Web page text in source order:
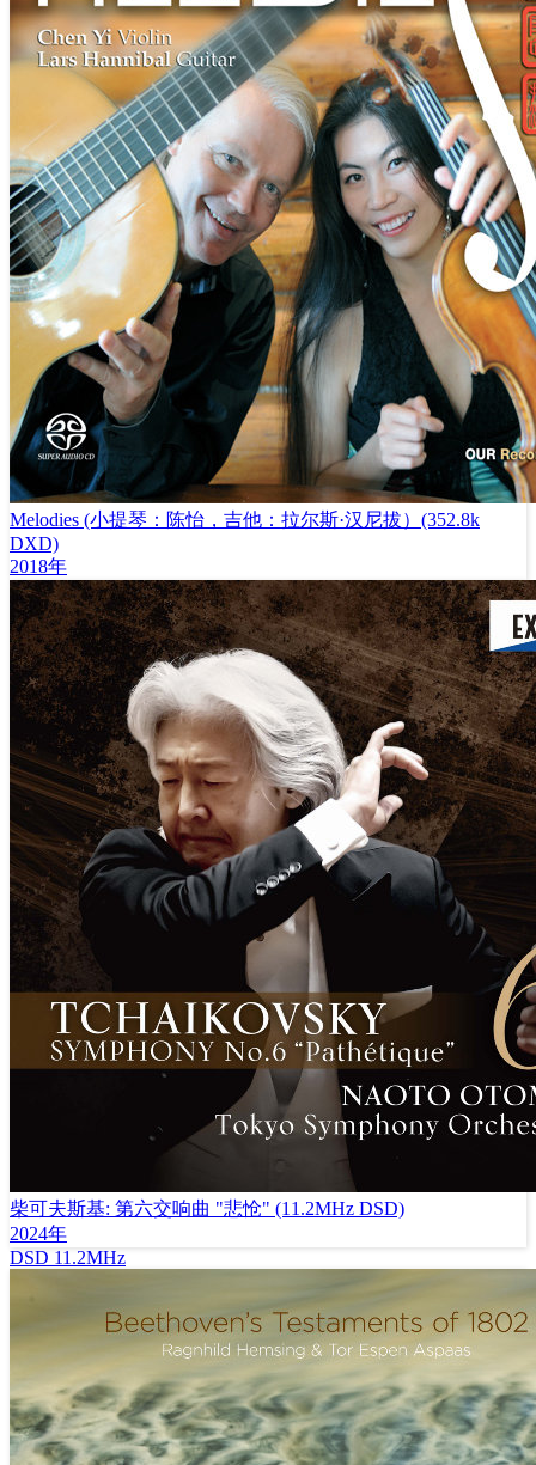
Melodies (小提琴：陈怡，吉他：拉尔斯·汉尼拔）(352.8k
DXD)
2018年
柴可夫斯基: 第六交响曲 "悲怆" (11.2MHz DSD)
2024年
DSD 11.2MHz